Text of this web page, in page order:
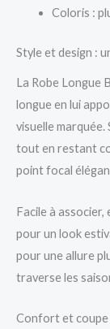
Coloris :
Style et design :
La Robe Longue
longue en lui
visuelle
tout en restant
point focal
Facile à associer,
pour un look
pour une allure
traverse les
Confort et coupe